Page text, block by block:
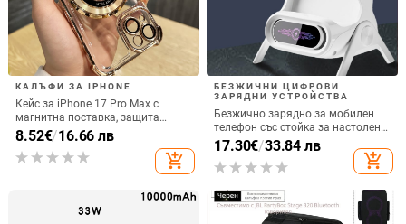
КАЛЪФИ ЗА IPHONE
Кейс за iPhone 17 Pro Max с
магнитна поставка, защита
срещу изпускане на четирите
ъгъла, акрилен корпус с
електроплатиран финиш
8.52€/16.66 лв
add_shopping_cart
БЕЗЖИЧНИ ЦИФРОВИ
ЗАРЯДНИ УСТРОЙСТВА
Безжично зарядно за мобилен
телефон със стойка за настолен
монтаж за хоризонтално или
вертикално ползване, QC3.0, 2 A,
15 W, Бързо зареждане
17.30€/33.84 лв
add_shopping_cart